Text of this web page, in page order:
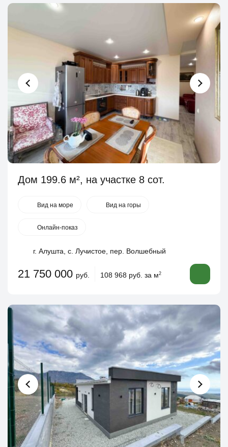
Дом 199.6 м², на участке 8 сот.
Вид на море Вид на горы
Онлайн-показ
г. Алушта, с. Лучистое, пер. Волшебный
21 750 000 руб. 108 968 руб. за м2